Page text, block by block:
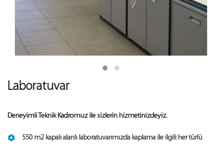
Laboratuvar
Deneyimli Teknik Kadromuz ile sizlerin hizmetinizdeyiz.
550 m2 kapalı alanlı laboratuvarımızda kaplama ile ilgili her türlü